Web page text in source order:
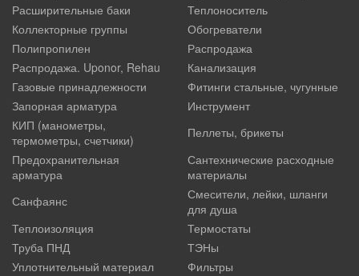
Расширительные баки
Теплоноситель
Коллекторные группы
Обогреватели
Полипропилен
Распродажа
Распродажа. Uponor, Rehau
Канализация
Газовые принадлежности
Фитинги стальные, чугунные
Запорная арматура
Инструмент
КИП (манометры,
термометры, счетчики)
Пеллеты, брикеты
Предохранительная
арматура
Сантехнические расходные
материалы
Санфаянс
Смесители, лейки, шланги
для душа
Теплоизоляция
Термостаты
Труба ПНД
ТЭНы
Уплотнительный материал
Фильтры